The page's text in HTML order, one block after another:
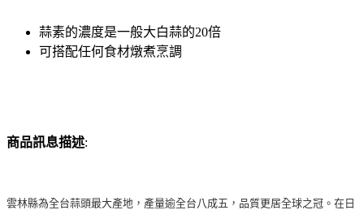
蒜素的濃度是一般大白蒜的20倍
可搭配任何食材燉煮烹調
商品訊息描述:
雲林縣為全台蒜頭最大產地，產量逾全台八成五，品質更居全球之冠。在日